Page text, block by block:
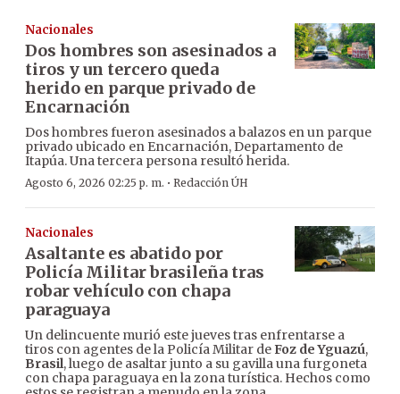
Nacionales
Dos hombres son asesinados a
tiros y un tercero queda
herido en parque privado de
Encarnación
Dos hombres fueron asesinados a balazos en un parque
privado ubicado en Encarnación, Departamento de
Itapúa. Una tercera persona resultó herida.
Agosto 6, 2026 02:25 p. m. · Redacción ÚH
Nacionales
Asaltante es abatido por
Policía Militar brasileña tras
robar vehículo con chapa
paraguaya
Un delincuente murió este jueves tras enfrentarse a
tiros con agentes de la Policía Militar deFoz de Yguazú,
Brasil, luego de asaltar junto a su gavilla una furgoneta
con chapa paraguaya en la zona turística. Hechos como